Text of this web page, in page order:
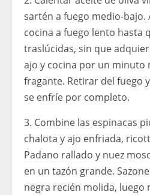
sartén a fuego medio-bajo.
cocina a fuego lento hasta
traslúcidas, sin que
ajo y cocina por un minuto
fragante. Retirar del fuego
se enfríe por completo.
3. Combine las espinacas
chalota y ajo enfriada,
Padano rallado y nuez
en un tazón grande.
negra recién molida, luego